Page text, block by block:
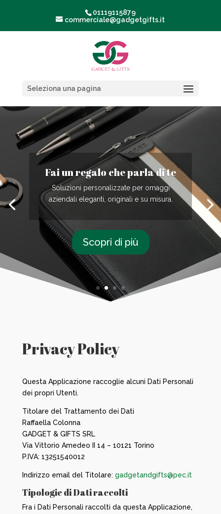
01119115879
commerciale@gadgetgifts.it
Seleziona una pagina
Fai un regalo che parla di te
Soluzioni personalizzate per omaggi
aziendali eleganti, originali e su misura.
Scopri di più
Privacy Policy
Questa Applicazione raccoglie alcuni Dati Personali
dei propri Utenti.
Titolare del Trattamento dei Dati
Raffaella Colonna
GADGET & GIFTS SRL
Via Vittorio Amedeo II 14 – 10121 Torino
P.IVA: 13251540012
Indirizzo email del Titolare: gadgetandgifts@pec.it
Tipologie di Dati raccolti
Fra i Dati Personali raccolti da questa Applicazione,